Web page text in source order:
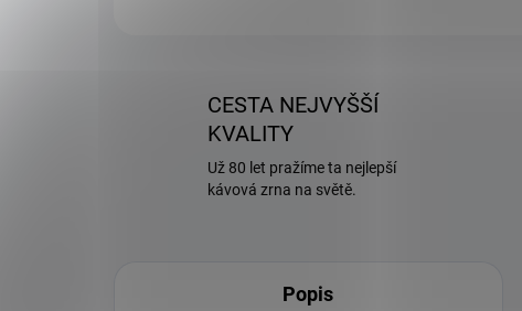
CESTA NEJVYŠŠÍ
KVALITY
Už 80 let pražíme ta nejlepší
kávová zrna na světě.
Popis